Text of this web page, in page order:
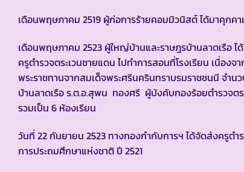
เดือนพฤษภาคม 2519 ผู้ก่อการร้ายคอมมิวนิสต์ ได้มาคุกคา
เดือนพฤษภาคม 2523 ผู้ใหญ่บ้านและราษฎรบ้านลาดเรือ
ครูตำรวจตระเวนชายแดน ไปทำการสอนที่โรงเรียน เนื่อ
พระราชทานจากสมเด็จพระศรีนครินทราบรมราชชนนี จำน
บ้านลาดเรือ ร.ต.อ.สุพน ทองศรี ผู้บังคับกองร้อยตำรวจต
รวมเป็น 6 ห้องเรียน
วันที่ 22 กันยายน 2523 ทางกองกำกับการฯ ได้จัดส่งครูต
การประถมศึกษาแห่งชาติ ปี 2521